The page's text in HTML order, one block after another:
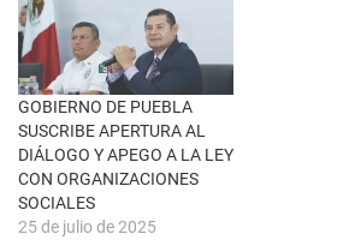
t
a
n
a
n
u
e
v
a
)
GOBIERNO DE PUEBLA
SUSCRIBE APERTURA AL
DIÁLOGO Y APEGO A LA LEY
CON ORGANIZACIONES
SOCIALES
25 de julio de 2025